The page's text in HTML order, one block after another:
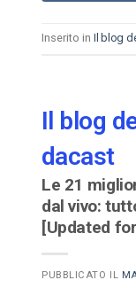
Inserito in Il blog
Il blog
dacast
Le 21
dal vivo:
[Updated
PUBBLICATO IL